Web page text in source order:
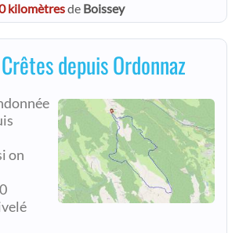
kilomètresde Boissey
depuis Ordonnaz
on